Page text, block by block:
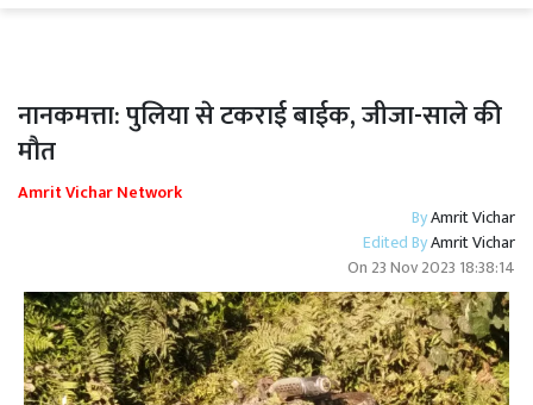
नानकमत्ता: पुलिया से टकराई बाईक, जीजा-साले की
मौत
Amrit Vichar Network
ByAmrit Vichar
Edited ByAmrit Vichar
On 23 Nov 2023 18:38:14